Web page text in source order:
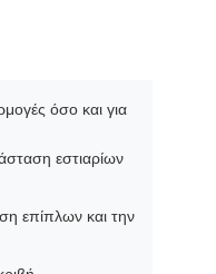
όσο και για
εστιαρίων
επίπλων και την